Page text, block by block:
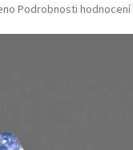
Podrobnosti hodnocení